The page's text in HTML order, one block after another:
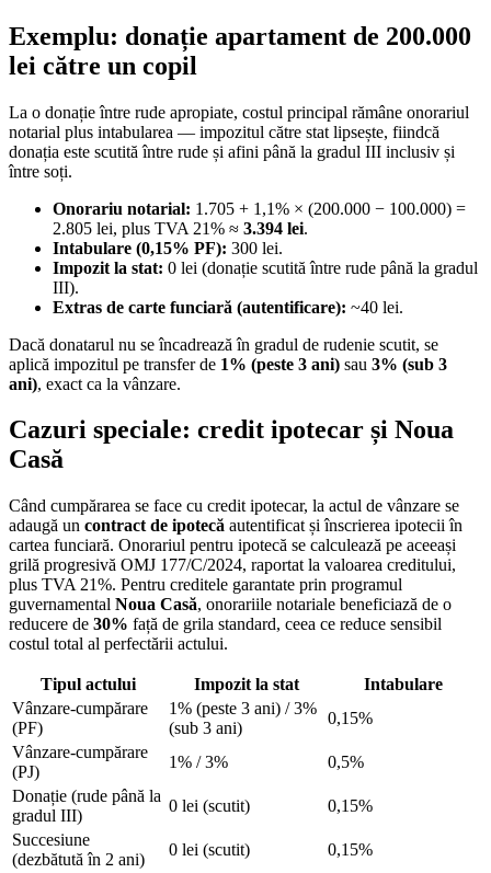
Exemplu: donație apartament de 200.000
lei către un copil
La o donație între rude apropiate, costul principal rămâne onorariul
notarial plus intabularea — impozitul către stat lipsește, fiindcă
donația este scutită între rude și afini până la gradul III inclusiv și
între soți.
Onorariu notarial: 1.705 + 1,1% × (200.000 − 100.000) =
2.805 lei, plus TVA 21% ≈ 3.394 lei.
Intabulare (0,15% PF): 300 lei.
Impozit la stat: 0 lei (donație scutită între rude până la gradul
III).
Extras de carte funciară (autentificare): ~40 lei.
Dacă donatarul nu se încadrează în gradul de rudenie scutit, se
aplică impozitul pe transfer de 1% (peste 3 ani) sau 3% (sub 3
ani), exact ca la vânzare.
Cazuri speciale: credit ipotecar și Noua
Casă
Când cumpărarea se face cu credit ipotecar, la actul de vânzare se
adaugă un contract de ipotecă autentificat și înscrierea ipotecii în
cartea funciară. Onorariul pentru ipotecă se calculează pe aceeași
grilă progresivă OMJ 177/C/2024, raportat la valoarea creditului,
plus TVA 21%. Pentru creditele garantate prin programul
guvernamental Noua Casă, onorariile notariale beneficiază de o
reducere de 30% față de grila standard, ceea ce reduce sensibil
costul total al perfectării actului.
Tipul actului Impozit la stat
Intabulare
Vânzare-cumpărare
(PF)
1% (peste 3 ani) / 3%
(sub 3 ani)
0,15%
Vânzare-cumpărare
(PJ)
1% / 3%
0,5%
Donație (rude până la
gradul III)
0 lei (scutit)
0,15%
Succesiune
(dezbătută în 2 ani)
0 lei (scutit) 0,15%